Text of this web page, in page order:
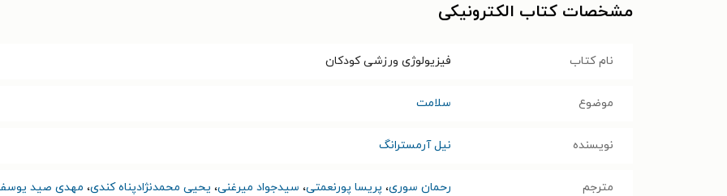
مشخصات کتاب الکترونیکی
نام کتاب فیزیولوژی ورزشی کودکان
موضوع سلامت
نویسنده نیل آرمسترانگ
مترجم رحمان سوری، پریسا پورنعمتی، سیدجواد میرغنی، یحیی محمدنژادپناه کندی، مهدی صید